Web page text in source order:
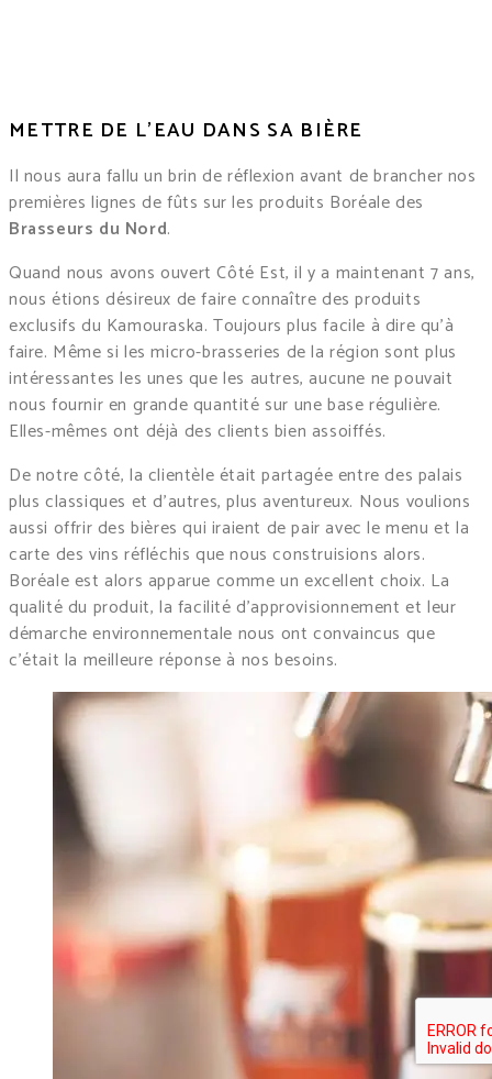
METTRE DE L’EAU DANS SA BIÈRE
Il nous aura fallu un brin de réflexion avant de brancher nos
premières lignes de fûts sur les produits Boréale des
Brasseurs du Nord.
Quand nous avons ouvert Côté Est, il y a maintenant 7 ans,
nous étions désireux de faire connaître des produits
exclusifs du Kamouraska. Toujours plus facile à dire qu’à
faire. Même si les micro-brasseries de la région sont plus
intéressantes les unes que les autres, aucune ne pouvait
nous fournir en grande quantité sur une base régulière.
Elles-mêmes ont déjà des clients bien assoiffés.
De notre côté, la clientèle était partagée entre des palais
plus classiques et d’autres, plus aventureux. Nous voulions
aussi offrir des bières qui iraient de pair avec le menu et la
carte des vins réfléchis que nous construisions alors.
Boréale est alors apparue comme un excellent choix. La
qualité du produit, la facilité d’approvisionnement et leur
démarche environnementale nous ont convaincus que
c’était la meilleure réponse à nos besoins.